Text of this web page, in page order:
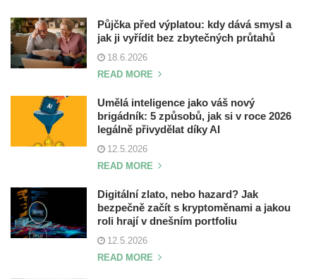
Půjčka před výplatou: kdy dává smysl a
jak ji vyřídit bez zbytečných průtahů
18.6.2026
READ MORE
Umělá inteligence jako váš nový
brigádník: 5 způsobů, jak si v roce 2026
legálně přivydělat díky AI
12.5.2026
READ MORE
Digitální zlato, nebo hazard? Jak
bezpečně začít s kryptoměnami a jakou
roli hrají v dnešním portfoliu
12.5.2026
READ MORE